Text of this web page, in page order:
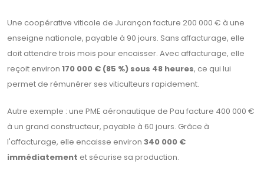
Une coopérative viticole de Jurançon facture 200 000 € à une
enseigne nationale, payable à 90 jours. Sans affacturage, elle
doit attendre trois mois pour encaisser. Avec affacturage, elle
reçoit environ 170 000 € (85 %) sous 48 heures, ce qui lui
permet de rémunérer ses viticulteurs rapidement.
Autre exemple : une PME aéronautique de Pau facture 400 000 €
à un grand constructeur, payable à 60 jours. Grâce à
l'affacturage, elle encaisse environ 340 000 €
immédiatement et sécurise sa production.